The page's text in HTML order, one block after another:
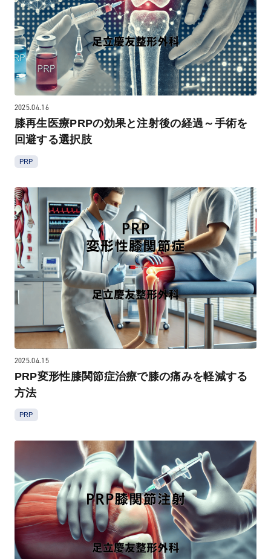
2025.04.16
膝再生医療PRPの効果と注射後の経過～手術を
回避する選択肢
PRP
2025.04.15
PRP変形性膝関節症治療で膝の痛みを軽減する
方法
PRP